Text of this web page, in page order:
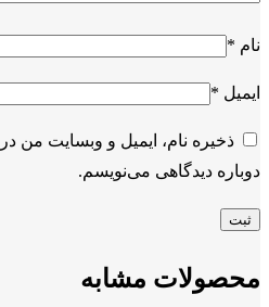
نام *
ایمیل *
ذخیره نام، ایمیل و وبسایت من
دوباره دیدگاهی می‌نویسم.
محصولات مشابه